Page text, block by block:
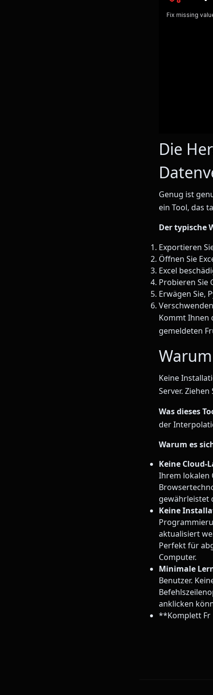
Die
Genug ist
ein Tool, das
Der typische
Exportieren
Öffnen Sie
Excel
Probieren Sie
Erwägen Sie,
Kommt Ihnen
gemeldeten
Keine
Server.
Was dieses
der
Warum es
Keine Cloud-
Ihrem lokalen
gewährleistet
Keine
aktualisiert
Perfekt für
Computer.
Minimale
Benutzer.
anklicken
**Komplett Fr